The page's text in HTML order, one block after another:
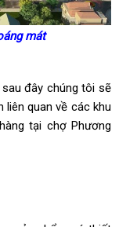
mát
đây chúng tôi sẽ
liên quan về các khu
tại chợ Phương